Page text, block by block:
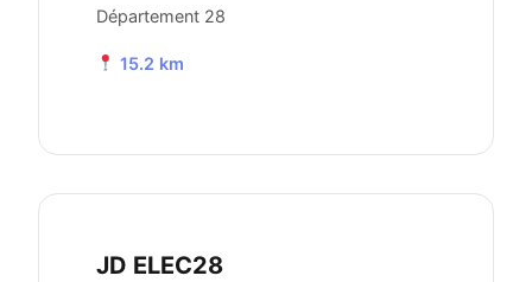
Département 28
15.2 km
JD ELEC28